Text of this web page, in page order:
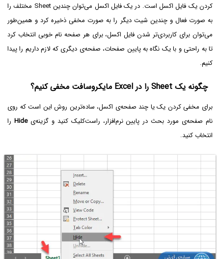
کردن یک فایل اکسل است. در یک فایل اکسل می‌توان چندین Sheet مختلف را
به صورت فعال و چندین شیت دیگر را به صورت مخفی ذخیره کرد و همین‌طور
می‌توان برای کاربردی‌تر شدن فایل اکسل، برای هر صفحه نام خوبی انتخاب کرد
تا به راحتی و با یک نگاه به پایین صفحات، صفحه‌ی دیگری که لازم داریم را پیدا
کنیم.
چگونه یک Sheet را در Excel مایکروسافت مخفی کنیم؟
برای مخفی کردن یک یا چند صفحه‌ی اکسل، ساده‌ترین روش این است که روی
نام صفحه‌ی مورد بحث در پایین نرم‌افزار، راست‌کلیک کنید و گزینه‌یHide را
انتخاب کنید.